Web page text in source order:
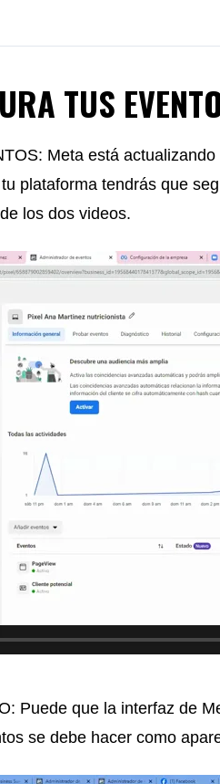
TUS
Meta está
plataforma tendrás que
los dos videos.
Puede que la interfaz de
se debe hacer como